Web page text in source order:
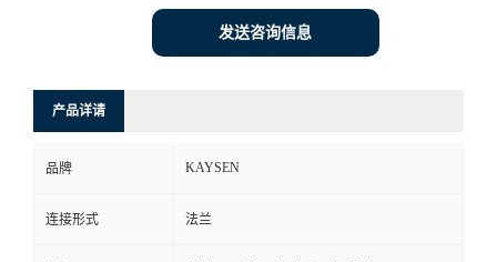
发送咨询信息
产品详请
品牌 KAYSEN
连接形式 法兰